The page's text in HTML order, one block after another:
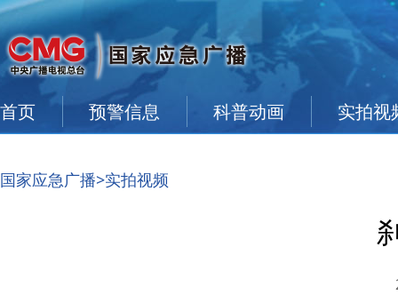
首页 预警信息 科普动画 实拍视
国家应急广播>实拍视频